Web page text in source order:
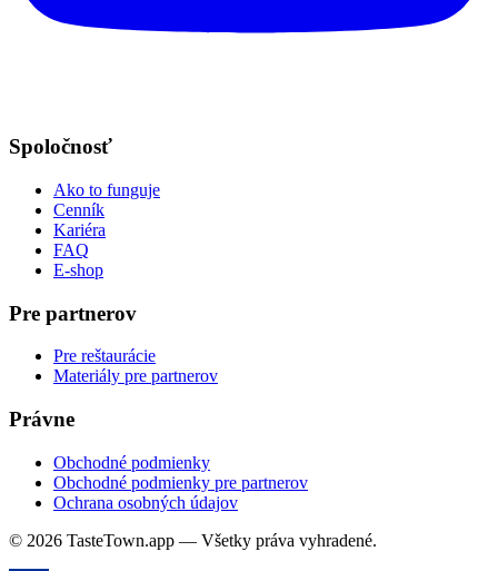
Spoločnosť
Ako to funguje
Cenník
Kariéra
FAQ
E-shop
Pre partnerov
Pre reštaurácie
Materiály pre partnerov
Právne
Obchodné podmienky
Obchodné podmienky pre partnerov
Ochrana osobných údajov
© 2026 TasteTown.app — Všetky práva vyhradené.